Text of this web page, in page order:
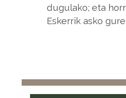
dugulako; eta
Eskerrik asko